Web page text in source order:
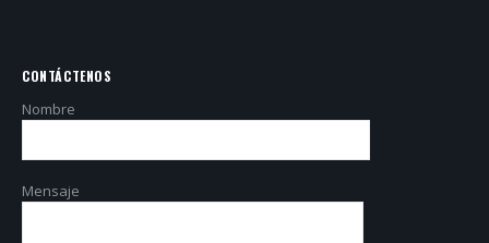
CONTÁCTENOS
Nombre
Mensaje